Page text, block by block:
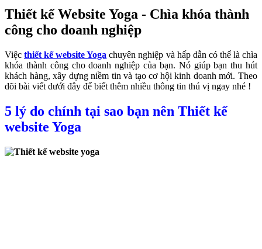
Thiết kế Website Yoga - Chìa khóa thành
công cho doanh nghiệp
Việcthiết kế website Yoga chuyên nghiệp và hấp dẫn có thể là chìa
khóa thành công cho doanh nghiệp của bạn. Nó giúp bạn thu hút
khách hàng, xây dựng niềm tin và tạo cơ hội kinh doanh mới. Theo
dõi bài viết dưới đây để biết thêm nhiều thông tin thú vị ngay nhé !
5 lý do chính tại sao bạn nên Thiết kế
website Yoga